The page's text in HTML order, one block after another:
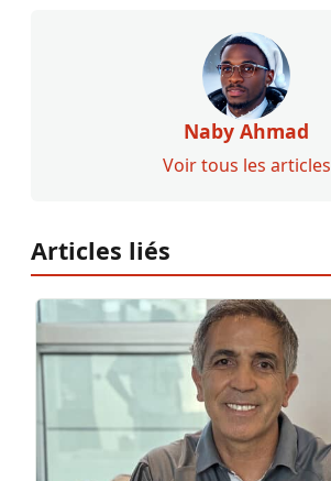
Naby Ahmad
Voir tous les articles
Articles liés